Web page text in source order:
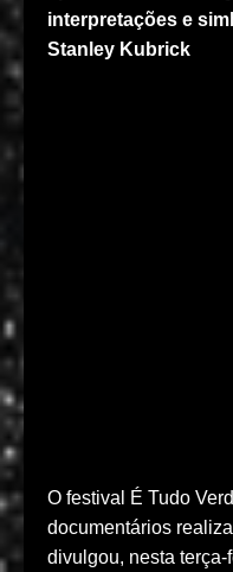
interpretações e
Stanley Kubrick
O festival É Tudo
documentários
divulgou, nesta